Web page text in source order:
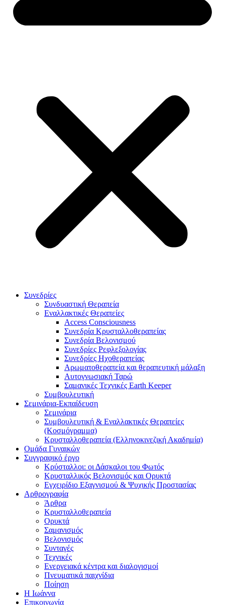
Συνεδρίες
Συνδυαστική Θεραπεία
Εναλλακτικές Θεραπείες
Access Consciousness
Συνεδρία Κρυσταλλοθεραπείας
Συνεδρία Βελονισμού
Συνεδρίες Ρεφλεξολογίας
Συνεδρίες Ηχοθεραπείας
Αρωματοθεραπεία και θεραπευτική μάλαξη
Αυτογνωσιακή Ταρώ
Σαμανικές Τεχνικές Earth Keeper
Συμβουλευτική
Σεμινάρια-Εκπαίδευση
Σεμινάρια
Συμβουλευτική & Εναλλακτικές Θεραπείες
(Κοσμόγραμμα)
Κρυσταλλοθεραπεία (Ελληνοκινεζική Ακαδημία)
Ομάδα Γυναικών
Συγγραφικό έργο
Κρύσταλλοι: οι Δάσκαλοι του Φωτός
Κρυσταλλικός Βελονισμός και Ορυκτά
Εγχειρίδιο Εξαγνισμού & Ψυχικής Προστασίας
Αρθρογραφία
Άρθρα
Κρυσταλλοθεραπεία
Ορυκτά
Σαμανισμός
Βελονισμός
Συνταγές
Τεχνικές
Ενεργειακά κέντρα και διαλογισμοί
Πνευματικά παιχνίδια
Ποίηση
Η Ιωάννα
Επικοινωνία